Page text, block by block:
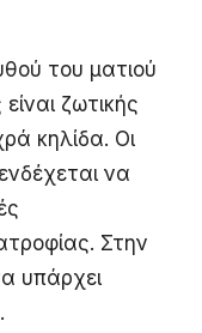
του ματιού
ζωτικής
κηλίδα. Οι
να
Στην
υπάρχει